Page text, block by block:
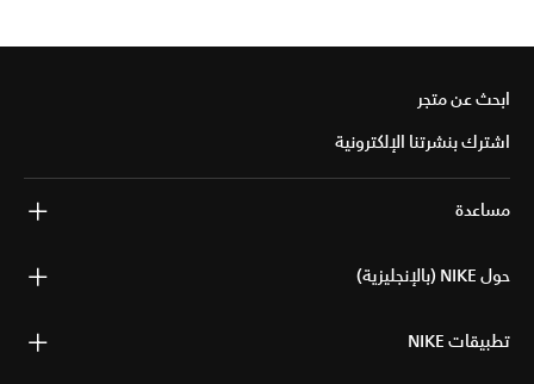
ابحث عن متجر
اشترك بنشرتنا الإلكترونية
مساعدة
حول NIKE (بالإنجليزية)
تطبيقات NIKE